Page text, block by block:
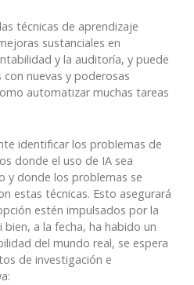
técnicas de aprendizaje
sustanciales en
y la auditoría, y puede
nuevas y poderosas
automatizar muchas tareas
identificar los problemas de
donde el uso de IA sea
y donde los problemas se
estas técnicas. Esto asegurará
estén impulsados ​​por la
bien, a la fecha, ha habido un
del mundo real, se espera
de investigación e